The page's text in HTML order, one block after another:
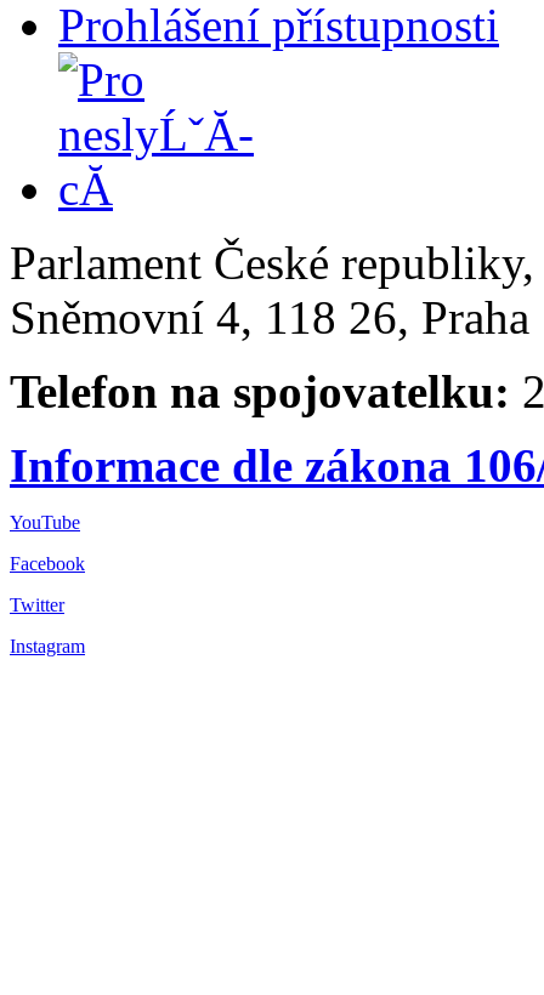
Prohlášení přístupnosti
Parlament České
Sněmovní 4, 118 26,
Telefon na spojovatelku:
Informace dle zákona
YouTube
Facebook
Twitter
Instagram